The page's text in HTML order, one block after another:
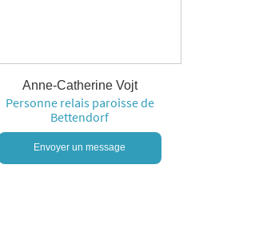
Anne-Catherine Vojt
Personne relais paroisse de
Bettendorf
Envoyer un message